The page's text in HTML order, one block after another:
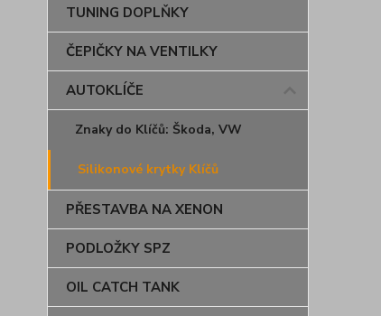
TUNING DOPLŇKY
ČEPIČKY NA VENTILKY
AUTOKLÍČE
Znaky do Klíčů: Škoda, VW
Silikonové krytky Klíčů
PŘESTAVBA NA XENON
PODLOŽKY SPZ
OIL CATCH TANK